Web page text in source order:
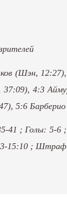
(Шэн,
4:3
5:6
41 ; Голы: 5-
15:10 ;